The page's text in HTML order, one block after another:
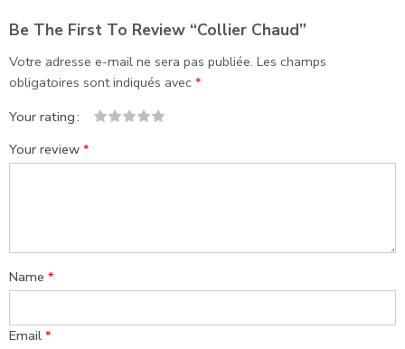
Be The First To Review “Collier Chaud”
Votre adresse e-mail ne sera pas publiée. Les champs
obligatoires sont indiqués avec *
Your rating
Your review *
Name *
Email *